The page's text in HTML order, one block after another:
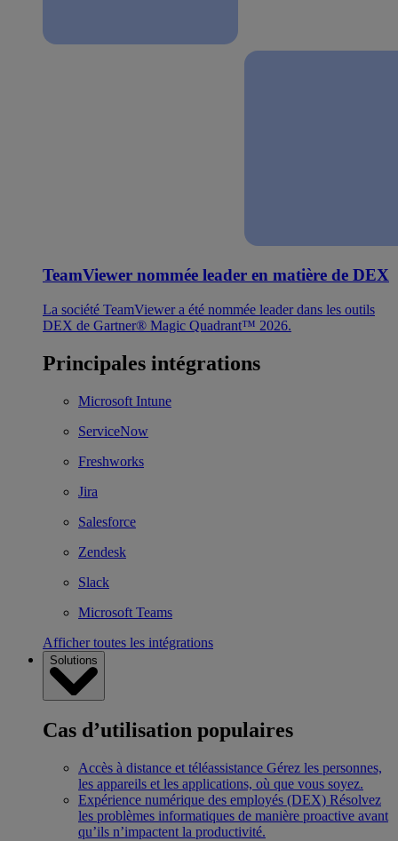
TeamViewer nommée leader en matière de DEX
La société TeamViewer a été nommée leader dans les outils
DEX de Gartner® Magic Quadrant™ 2026.
Principales intégrations
Microsoft Intune
ServiceNow
Freshworks
Jira
Salesforce
Zendesk
Slack
Microsoft Teams
Afficher toutes les intégrations
Solutions
Cas d’utilisation populaires
Accès à distance et téléassistance Gérez les personnes,
les appareils et les applications, où que vous soyez.
Expérience numérique des employés (DEX) Résolvez
les problèmes informatiques de manière proactive avant
qu’ils n’impactent la productivité.